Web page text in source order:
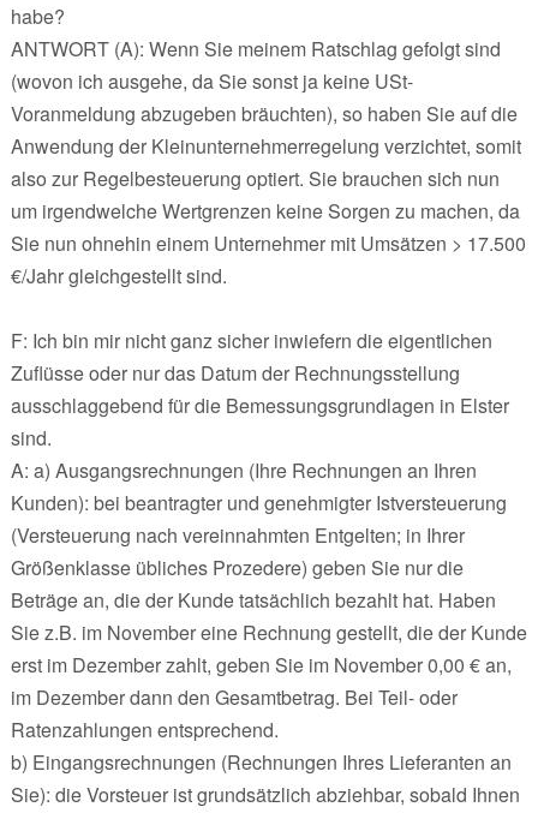
habe?
ANTWORT (A): Wenn Sie meinem Ratschlag gefolgt sind
(wovon ich ausgehe, da Sie sonst ja keine USt-
Voranmeldung abzugeben bräuchten), so haben Sie auf die
Anwendung der Kleinunternehmerregelung verzichtet, somit
also zur Regelbesteuerung optiert. Sie brauchen sich nun
um irgendwelche Wertgrenzen keine Sorgen zu machen, da
Sie nun ohnehin einem Unternehmer mit Umsätzen > 17.500
€/Jahr gleichgestellt sind.
F: Ich bin mir nicht ganz sicher inwiefern die eigentlichen
Zuflüsse oder nur das Datum der Rechnungsstellung
ausschlaggebend für die Bemessungsgrundlagen in Elster
sind.
A: a) Ausgangsrechnungen (Ihre Rechnungen an Ihren
Kunden): bei beantragter und genehmigter Istversteuerung
(Versteuerung nach vereinnahmten Entgelten; in Ihrer
Größenklasse übliches Prozedere) geben Sie nur die
Beträge an, die der Kunde tatsächlich bezahlt hat. Haben
Sie z.B. im November eine Rechnung gestellt, die der Kunde
erst im Dezember zahlt, geben Sie im November 0,00 € an,
im Dezember dann den Gesamtbetrag. Bei Teil- oder
Ratenzahlungen entsprechend.
b) Eingangsrechnungen (Rechnungen Ihres Lieferanten an
Sie): die Vorsteuer ist grundsätzlich abziehbar, sobald Ihnen